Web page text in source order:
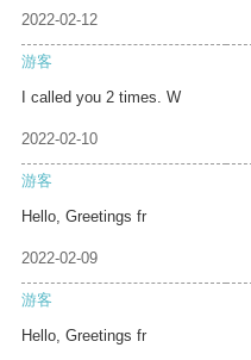
2022-02-12
游客
I called you 2 times. W
2022-02-10
游客
Hello, Greetings fr
2022-02-09
游客
Hello, Greetings fr